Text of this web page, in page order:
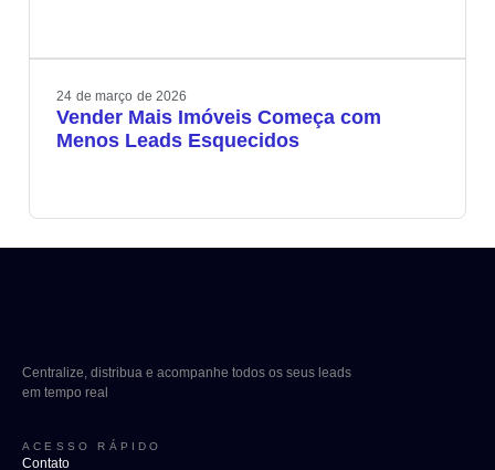
24 de março de 2026
Vender Mais Imóveis Começa com
Menos Leads Esquecidos
Centralize, distribua e acompanhe todos os seus leads
em tempo real
ACESSO RÁPIDO
Contato